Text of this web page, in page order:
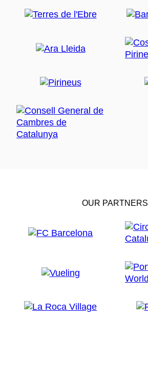
OUR PARTNERS